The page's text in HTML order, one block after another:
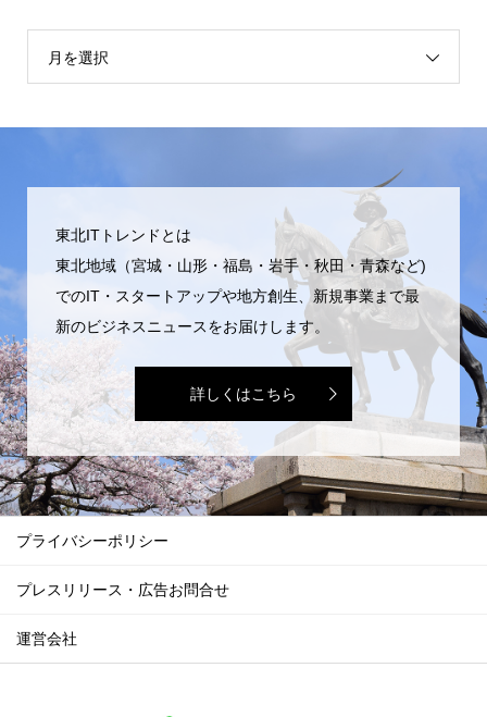
月を選択
東北ITトレンドとは
東北地域（宮城・山形・福島・岩手・秋田・青森など)
でのIT・スタートアップや地方創生、新規事業まで最
新のビジネスニュースをお届けします。
詳しくはこちら
プライバシーポリシー
プレスリリース・広告お問合せ
運営会社